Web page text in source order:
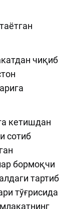
чиқиб
кетишдан
сотиб
бормоқчи
тартиб
тўғрисида